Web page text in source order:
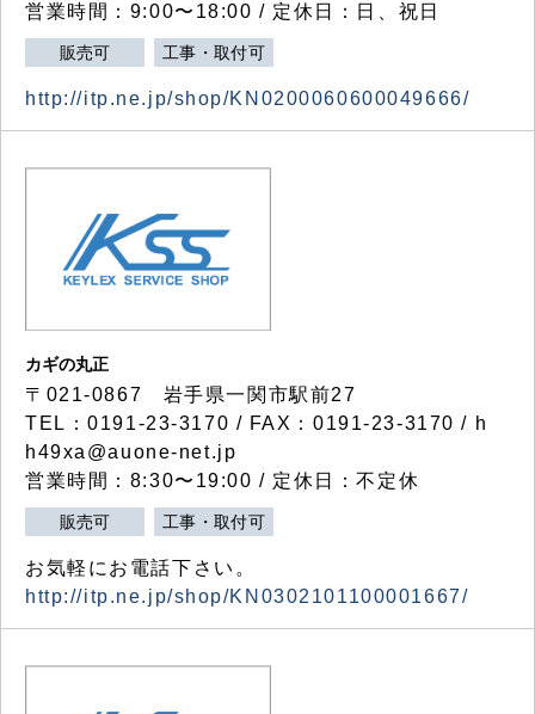
営業時間：9:00〜18:00 / 定休日：日、祝日
販売可 工事・取付可
http://itp.ne.jp/shop/KN0200060600049666/
カギの丸正
〒021-0867 岩手県一関市駅前27
TEL：0191-23-3170 / FAX：0191-23-3170 / h
h49xa@auone-net.jp
営業時間：8:30〜19:00 / 定休日：不定休
販売可 工事・取付可
お気軽にお電話下さい。
http://itp.ne.jp/shop/KN0302101100001667/